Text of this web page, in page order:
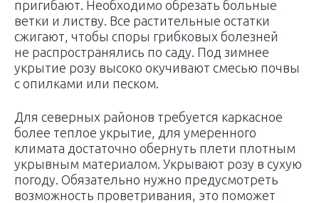
пригибают. Необходимо обрезать больные
ветки и листву. Все растительные остатки
сжигают, чтобы споры грибковых болезней
не распространялись по саду. Под зимнее
укрытие розу высоко окучивают смесью почвы
с опилками или песком.
Для северных районов требуется каркасное
более теплое укрытие, для умеренного
климата достаточно обернуть плети плотным
укрывным материалом. Укрывают розу в сухую
погоду. Обязательно нужно предусмотреть
возможность проветривания, это поможет